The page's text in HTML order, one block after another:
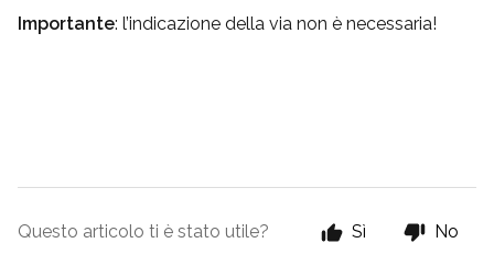
Importante: l’indicazione della via non è necessaria!
Questo articolo ti è stato utile? Sì No